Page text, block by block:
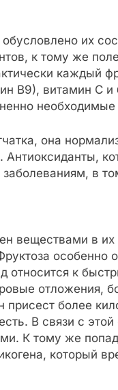
их
к тому же
каждый
В9), витамин С и
она
в
веществами в их
особенно
относится к
отложения,
более
В связи с
К тому же
который